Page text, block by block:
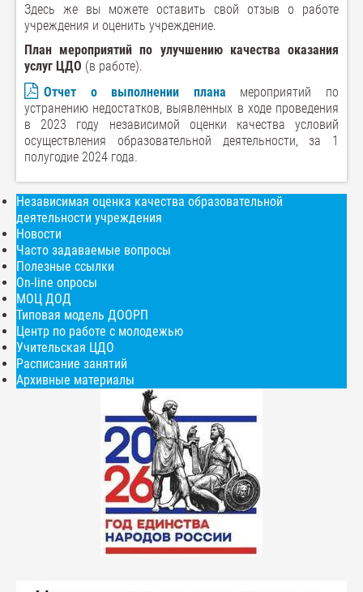
Здесь же вы можете оставить свой отзыв о работе
учреждения и оценить учреждение.
План мероприятий по улучшению качества оказания
услуг ЦДО (в работе).
Отчет о выполнении плана мероприятий по
устранению недостатков, выявленных в ходе проведения
в 2023 году независимой оценки качества условий
осуществления образовательной деятельности, за 1
полугодие 2024 года.
Независимая оценка качества образовательной
деятельности учреждения
Новости
Часто задаваемые вопросы
Полезные ссылки
On-line опросы
МОЦ ДОД
Типовая модель ДООРП
Центр по работе с молодежью
Учительская ЦДО
Расписание занятий
Архивные материалы